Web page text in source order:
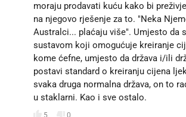
moraju prodavati kuću kako bi
na njegovo rješenje za to. "Neka
Australci... plaćaju više". Umjesto da
sustavom koji omogućuje kreiranje
kome ćefne, umjesto da država i/ili
postavi standard o kreiranju cijena
svaka druga normalna država, on to
u staklarni. Kao i sve ostalo.
5 0